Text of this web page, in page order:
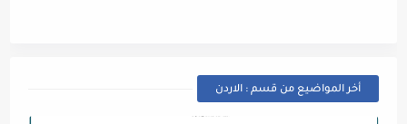
أخر المواضيع من قسم : الاردن